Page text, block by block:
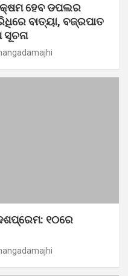
ହେବ ଡପଲର
ବାତ୍ୟା, ବଜ୍ରପାତ
୧୦ରେ